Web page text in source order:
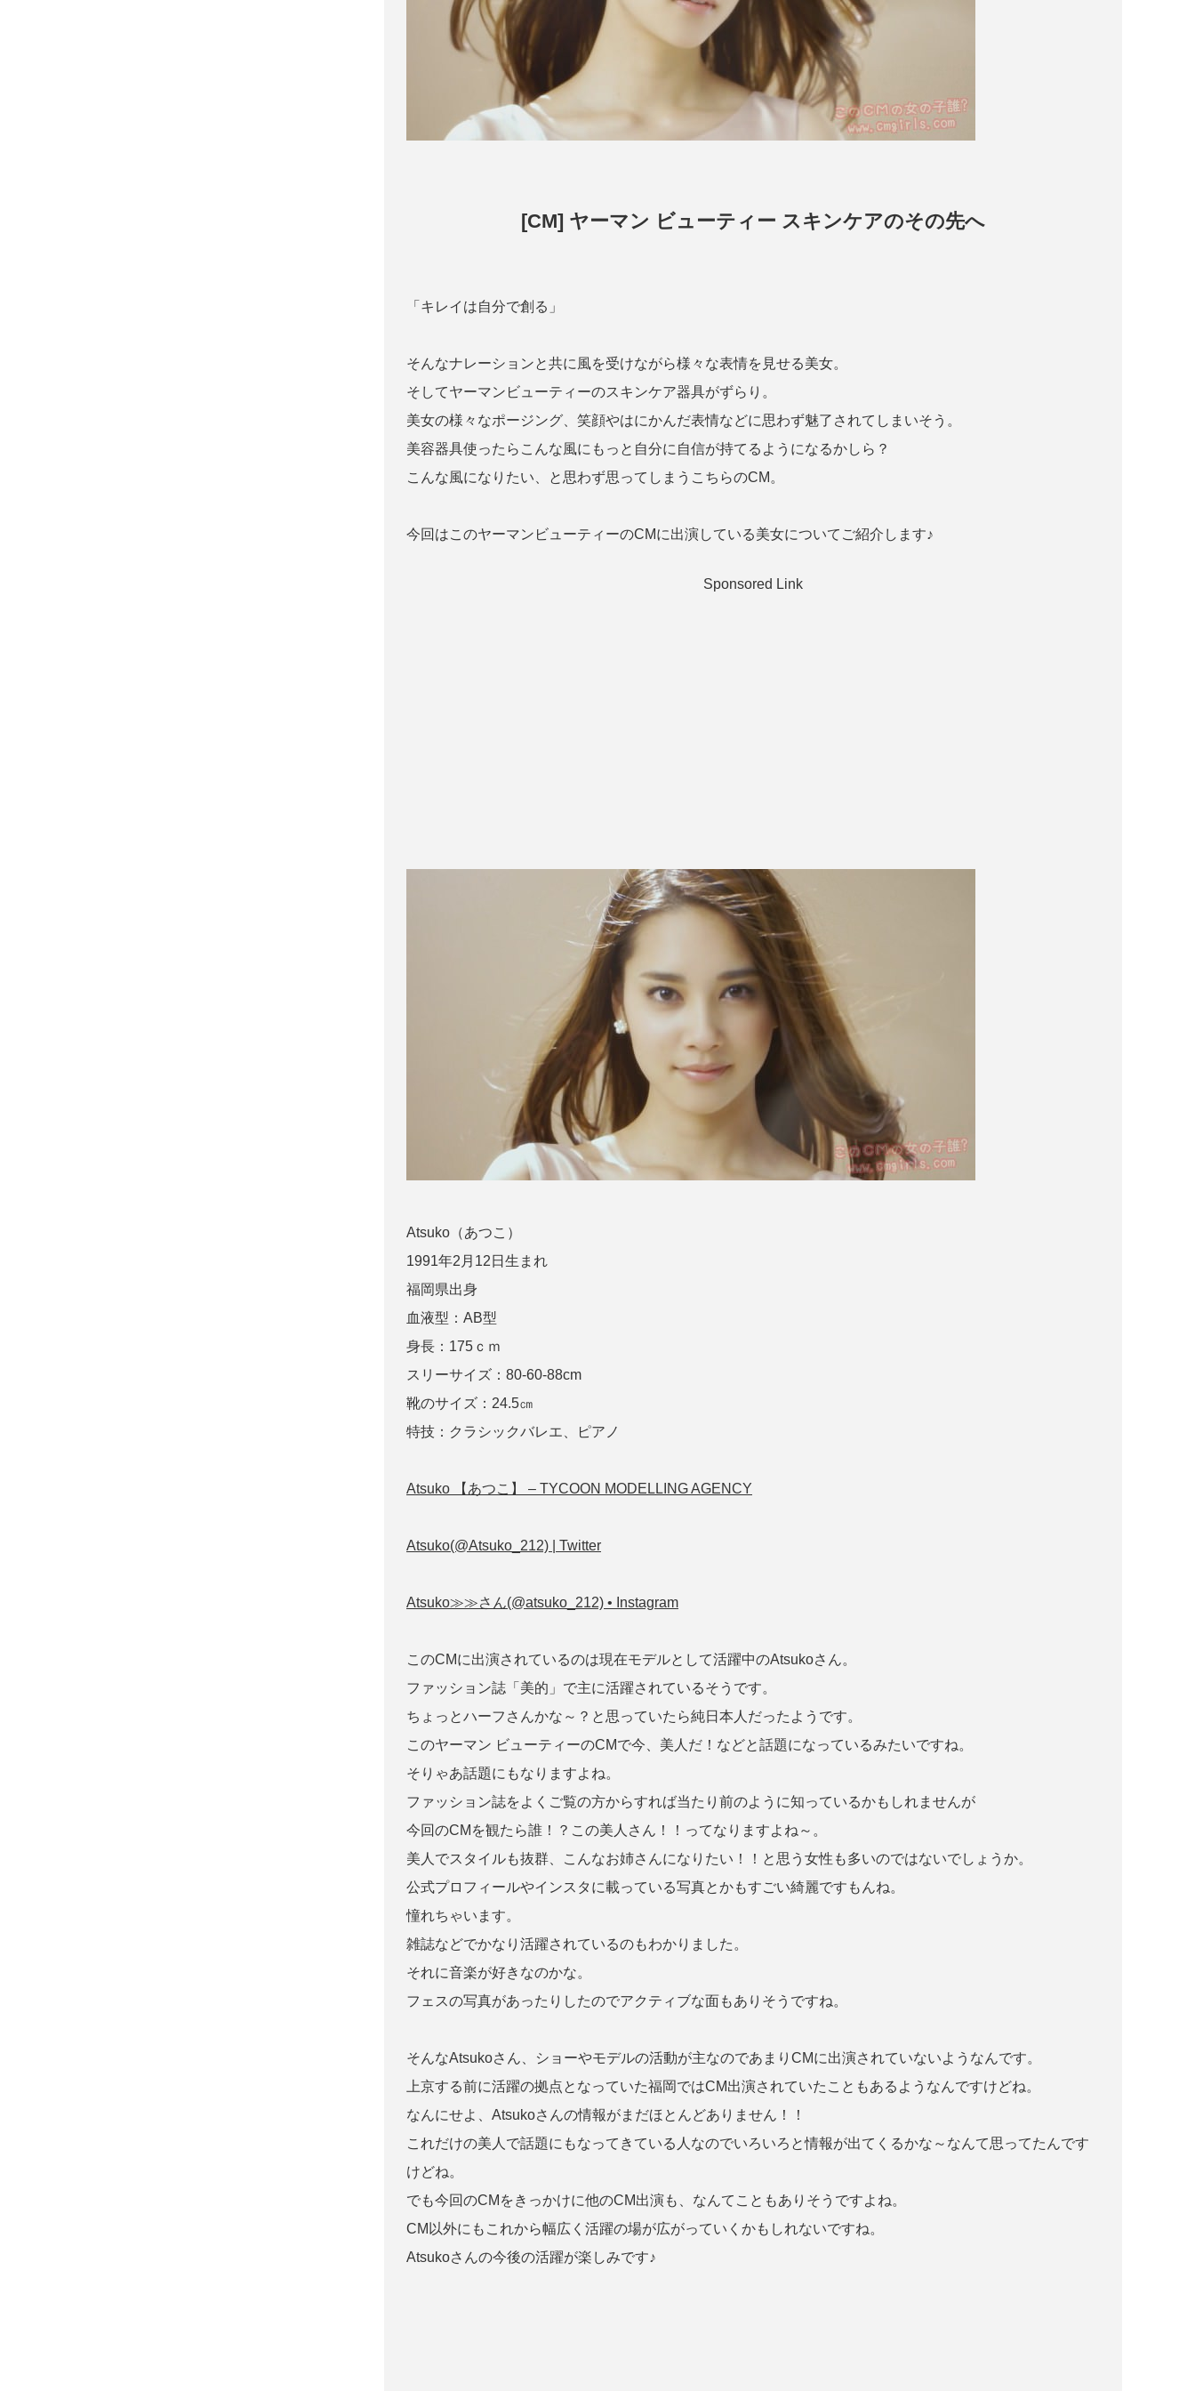
[CM] ヤーマン ビューティー スキンケアのその先へ
「キレイは自分で創る」
そんなナレーションと共に風を受けながら様々な表情を見せる美女。
そしてヤーマンビューティーのスキンケア器具がずらり。
美女の様々なポージング、笑顔やはにかんだ表情などに思わず魅了されてしまいそう。
美容器具使ったらこんな風にもっと自分に自信が持てるようになるかしら？
こんな風になりたい、と思わず思ってしまうこちらのCM。
今回はこのヤーマンビューティーのCMに出演している美女についてご紹介します♪
Sponsored Link
Atsuko（あつこ）
1991年2月12日生まれ
福岡県出身
血液型：AB型
身長：175ｃｍ
スリーサイズ：80-60-88cm
靴のサイズ：24.5㎝
特技：クラシックバレエ、ピアノ
Atsuko 【あつこ】 – TYCOON MODELLING AGENCY
Atsuko(@Atsuko_212) | Twitter
Atsuko≫≫さん(@atsuko_212) • Instagram
このCMに出演されているのは現在モデルとして活躍中のAtsukoさん。
ファッション誌「美的」で主に活躍されているそうです。
ちょっとハーフさんかな～？と思っていたら純日本人だったようです。
このヤーマン ビューティーのCMで今、美人だ！などと話題になっているみたいですね。
そりゃあ話題にもなりますよね。
ファッション誌をよくご覧の方からすれば当たり前のように知っているかもしれませんが
今回のCMを観たら誰！？この美人さん！！ってなりますよね～。
美人でスタイルも抜群、こんなお姉さんになりたい！！と思う女性も多いのではないでしょうか。
公式プロフィールやインスタに載っている写真とかもすごい綺麗ですもんね。
憧れちゃいます。
雑誌などでかなり活躍されているのもわかりました。
それに音楽が好きなのかな。
フェスの写真があったりしたのでアクティブな面もありそうですね。
そんなAtsukoさん、ショーやモデルの活動が主なのであまりCMに出演されていないようなんです。
上京する前に活躍の拠点となっていた福岡ではCM出演されていたこともあるようなんですけどね。
なんにせよ、Atsukoさんの情報がまだほとんどありません！！
これだけの美人で話題にもなってきている人なのでいろいろと情報が出てくるかな～なんて思ってたんです
けどね。
でも今回のCMをきっかけに他のCM出演も、なんてこともありそうですよね。
CM以外にもこれから幅広く活躍の場が広がっていくかもしれないですね。
Atsukoさんの今後の活躍が楽しみです♪